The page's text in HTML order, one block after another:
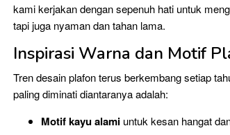
kami kerjakan dengan sepenuh hati untuk
tapi juga nyaman dan tahan lama.
Inspirasi Warna dan Motif
Tren desain plafon terus berkembang setiap
paling diminati diantaranya adalah:
Motif kayu alami untuk kesan hangat